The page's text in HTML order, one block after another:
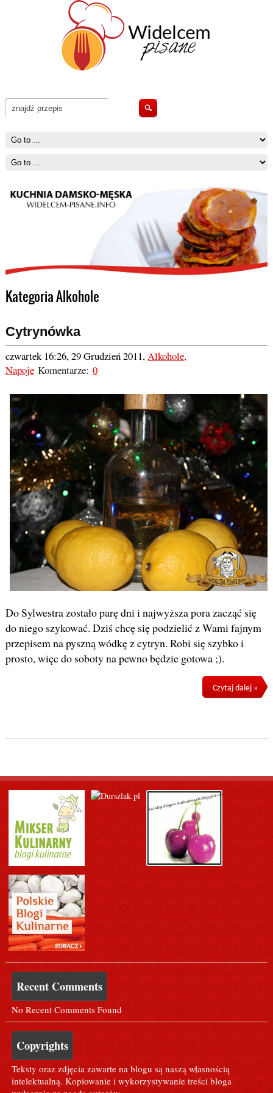
Kategoria Alkohole
Cytrynówka
czwartek 16:26, 29 Grudzień 2011,Alkohole,
NapojeKomentarze: 0
Do Sylwestra zostało parę dni i najwyższa pora zacząć się
do niego szykować. Dziś chcę się podzielić z Wami fajnym
przepisem na pyszną wódkę z cytryn. Robi się szybko i
prosto, więc do soboty na pewno będzie gotowa ;).
Czytaj dalej »
Recent Comments
No Recent Comments Found
Copyrights
Teksty oraz zdjęcia zawarte na blogu są naszą własnością
intelektualną. Kopiowanie i wykorzystywanie treści bloga